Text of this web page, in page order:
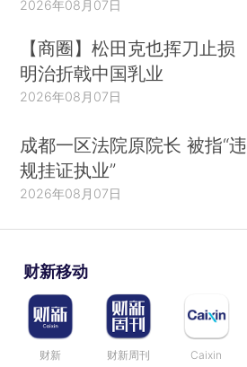
2026年08月07日
【商圈】松田克也挥刀止损
明治折戟中国乳业
2026年08月07日
成都一区法院原院长 被指“违
规挂证执业”
2026年08月07日
财新移动
财新 财新周刊 Caixin